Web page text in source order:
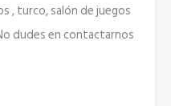
, turco, salón de juegos
dudes en contactarnos